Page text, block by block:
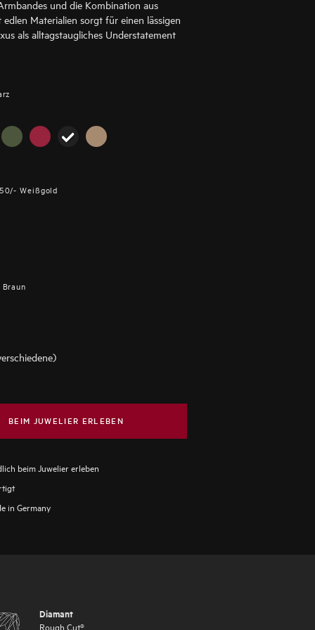
und die Kombination aus
Materialien sorgt für einen lässigen
als alltagstaugliches Understatement
Weißgold
Braun
BEIM JUWELIER ERLEBEN
beim Juwelier erleben
in Germany
Diamant
Rough Cut®